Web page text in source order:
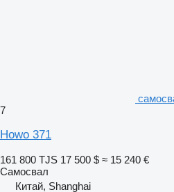
7
Howo 371
161 800 TJS 17 500 $ ≈ 15 240 €
Самосвал
Китай, Shanghai